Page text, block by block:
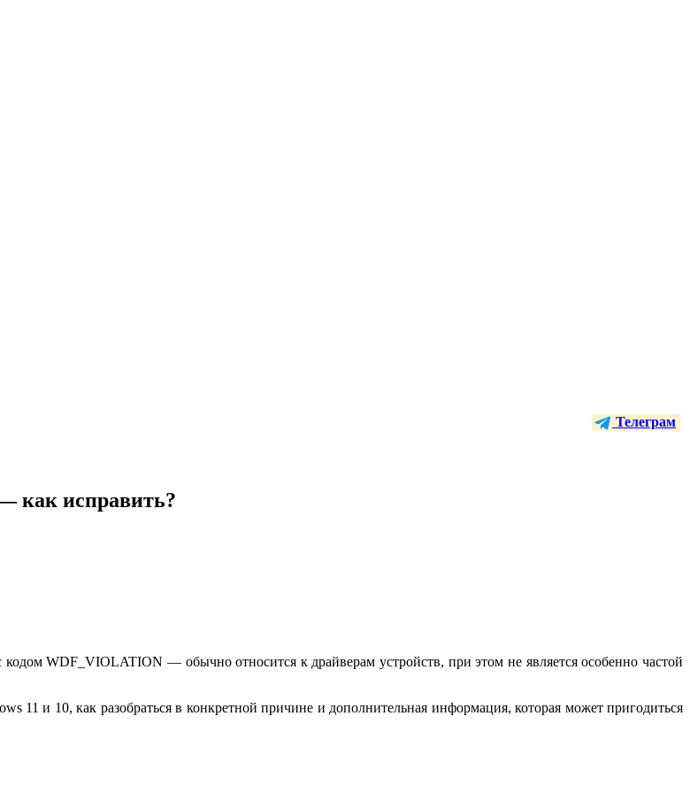
Телеграм
как исправить?
WDF_VIOLATION — обычно относится к драйверам устройств, при этом не является особенно частой
и 10, как разобраться в конкретной причине и дополнительная информация, которая может пригодиться